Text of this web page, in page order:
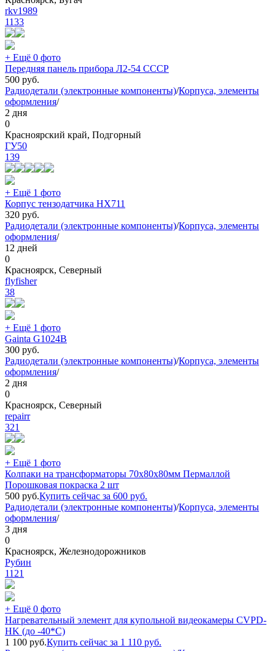
rkv1989
1133
+ Ещё 0 фото
Передняя панель прибора Л2-54 СССР
500 руб.
Радиодетали (электронные компоненты)/Корпуса, элементы
оформления/
2 дня
0
Красноярский край, Подгорный
ГУ50
139
+ Ещё 1 фото
Корпус тензодатчика HX711
320 руб.
Радиодетали (электронные компоненты)/Корпуса, элементы
оформления/
12 дней
0
Красноярск, Северный
flyfisher
38
+ Ещё 1 фото
Gainta G1024B
300 руб.
Радиодетали (электронные компоненты)/Корпуса, элементы
оформления/
2 дня
0
Красноярск, Северный
repairr
321
+ Ещё 1 фото
Колпаки на трансформаторы 70х80х80мм Пермаллой
Порошковая покраска 2 шт
500 руб.Купить сейчас за 600 руб.
Радиодетали (электронные компоненты)/Корпуса, элементы
оформления/
3 дня
0
Красноярск, Железнодорожников
Рубин
1121
+ Ещё 0 фото
Нагревательный элемент для купольной видеокамеры CVPD-
HK (до -40*C)
1 100 руб.Купить сейчас за 1 110 руб.